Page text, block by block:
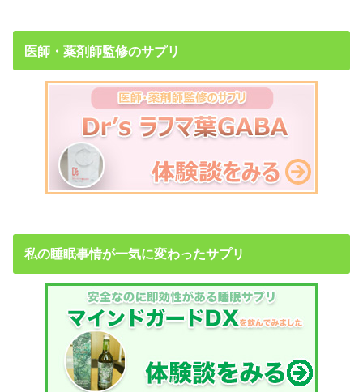
医師・薬剤師監修のサプリ
私の睡眠事情が一気に変わったサプリ